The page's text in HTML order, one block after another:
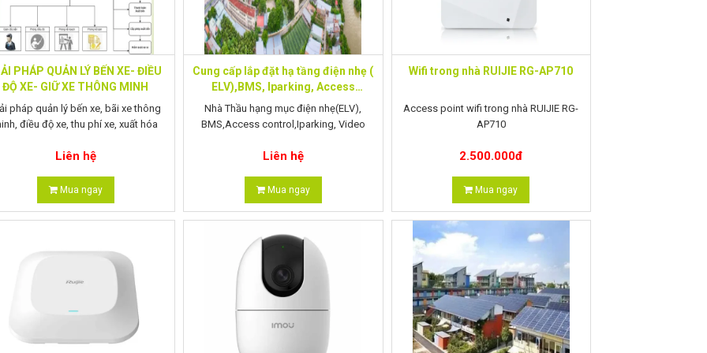
PHÁP QUẢN LÝ BẾN XE- ĐIỀU
ĐỘ XE- GIỮ XE THÔNG MINH
pháp quản lý bến xe, bãi xe thông
điều độ xe, thu phí xe, xuất hóa
Liên hệ
Mua ngay
Cung cấp lắp đặt hạ tầng điện nhẹ (
ELV),BMS, Iparking, Access
control
Nhà Thầu hạng mục điện nhẹ(ELV),
BMS,Access control,Iparking, Video
Liên hệ
Mua ngay
Wifi trong nhà RUIJIE RG-AP710
Access point wifi trong nhà RUIJIE RG-
AP710
- Tốc độ lên đến 1167Mbps.
- Hỗ trợ 2 băng tần:
2.500.000đ
Mua ngay